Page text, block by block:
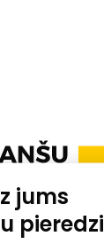
kalkulators
jums
pieredzi